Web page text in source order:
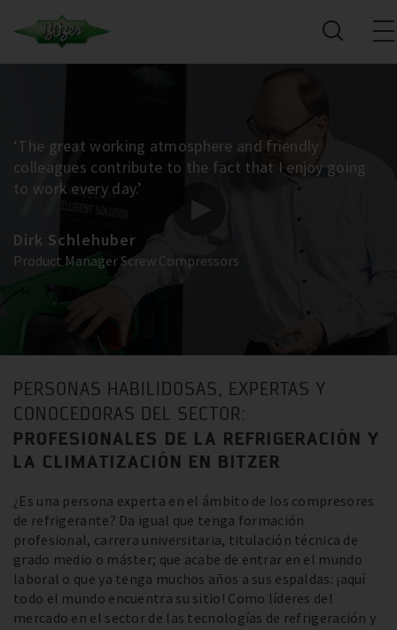
‘The great working atmosphere and friendly
colleagues contribute to the fact that I enjoy going
to work every day.’
Dirk Schlehuber
Product Manager Screw Compressors
PERSONAS HABILIDOSAS, EXPERTAS Y
CONOCEDORAS DEL SECTOR:
PROFESIONALES DE LA REFRIGERACIÓN Y
LA CLIMATIZACIÓN EN BITZER
¿Es una persona experta en el ámbito de los compresores
de refrigerante? Da igual que tenga formación
profesional, carrera universitaria, titulación técnica de
grado medio o máster; que acabe de entrar en el mundo
laboral o que ya tenga muchos años a sus espaldas: ¡aquí
todo el mundo encuentra su sitio! Como líderes del
mercado en el sector de las tecnologías de refrigeración y